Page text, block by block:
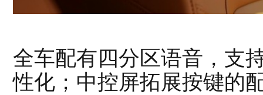
全车配有四分区语音，支
性化；中控屏拓展按键的